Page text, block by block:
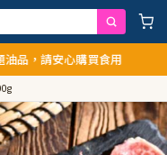
，請安心購買食用